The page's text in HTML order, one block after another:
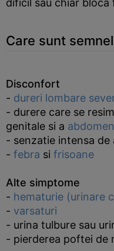
dificil sau chiar bloca
Care sunt
Disconfort
- dureri lombare
- durere care se
genitale si a
- senzatie intensa de
- febra si frisoane
Alte simptome
- hematurie (urinare
- varsaturi
- urina tulbure sau
- pierderea poftei de